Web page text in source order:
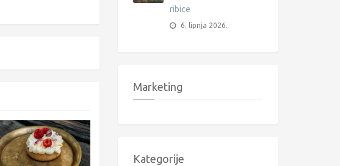
ribice
6. lipnja 2026.
Marketing
Kategorije